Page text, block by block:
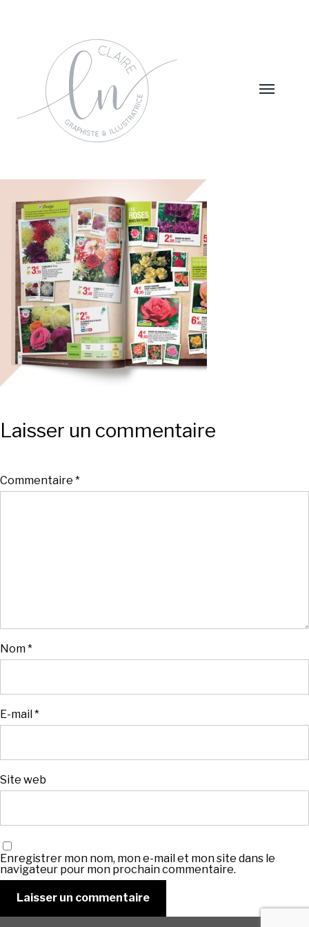
Laisser un commentaire
Commentaire *
Nom*
E-mail*
Site web
Enregistrer mon nom, mon e-mail et mon site dans le
navigateur pour mon prochain commentaire.